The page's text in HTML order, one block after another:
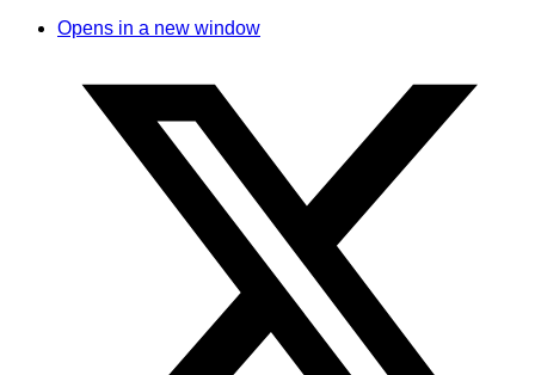
Opens in a new window